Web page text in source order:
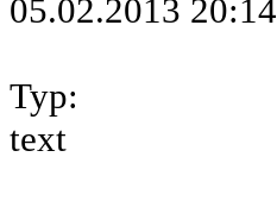
05.02.2013 20:14
Typ:
text